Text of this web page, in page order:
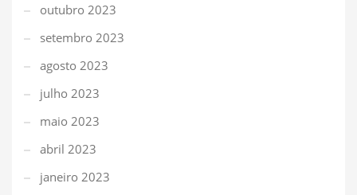
outubro 2023
setembro 2023
agosto 2023
julho 2023
maio 2023
abril 2023
janeiro 2023